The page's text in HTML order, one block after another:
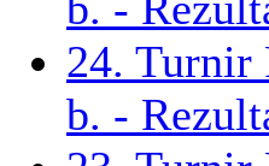
24. Turnir
b. -